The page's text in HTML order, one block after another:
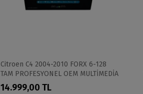
Citroen C4 2004-2010 FORX 6-128
TAM PROFESYONEL OEM MULTİMEDİA
14.999,00 TL